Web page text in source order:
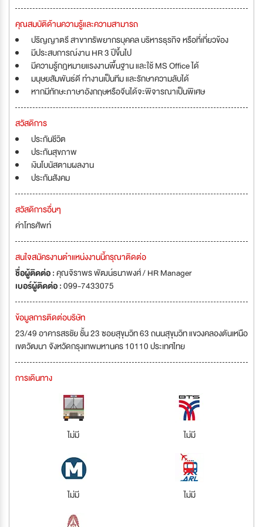
คุณสมบัติด้านความรู้และความสามารถ
ปริญญาตรี สาขาทรัพยากรบุคคล บริหารธุรกิจ หรือที่เกี่ยวข้อง
มีประสบการณ์งาน HR 3 ปีขึ้นไป
มีความรู้กฎหมายแรงงานพื้นฐาน และใช้ MS Office ได้
มนุษยสัมพันธ์ดี ทำงานเป็นทีม และรักษาความลับได้
หากมีทักษะภาษาอังกฤษหรือจีนได้จะพิจารณาเป็นพิเศษ
สวัสดิการ
ประกันชีวิต
ประกันสุขภาพ
เงินโบนัสตามผลงาน
ประกันสังคม
สวัสดิการอื่นๆ
ค่าโทรศัพท์
สนใจสมัครงานตำแหน่งงานนี้กรุณาติดต่อ
ชื่อผู้ติดต่อ :คุณจิราพร พัฒน์ธนาพงศ์ / HR Manager
เบอร์ผู้ติดต่อ :099-7433075
ข้อมูลการติดต่อบริษัท
23/49 อาคารสรชัย ชั้น 23 ซอยสุขุมวิท 63 ถนนสุขุมวิท แขวงคลองตันเหนือ
เขตวัฒนา จังหวัดกรุงเทพมหานคร 10110 ประเทศไทย
การเดินทาง
ไม่มี ไม่มี
ไม่มี ไม่มี